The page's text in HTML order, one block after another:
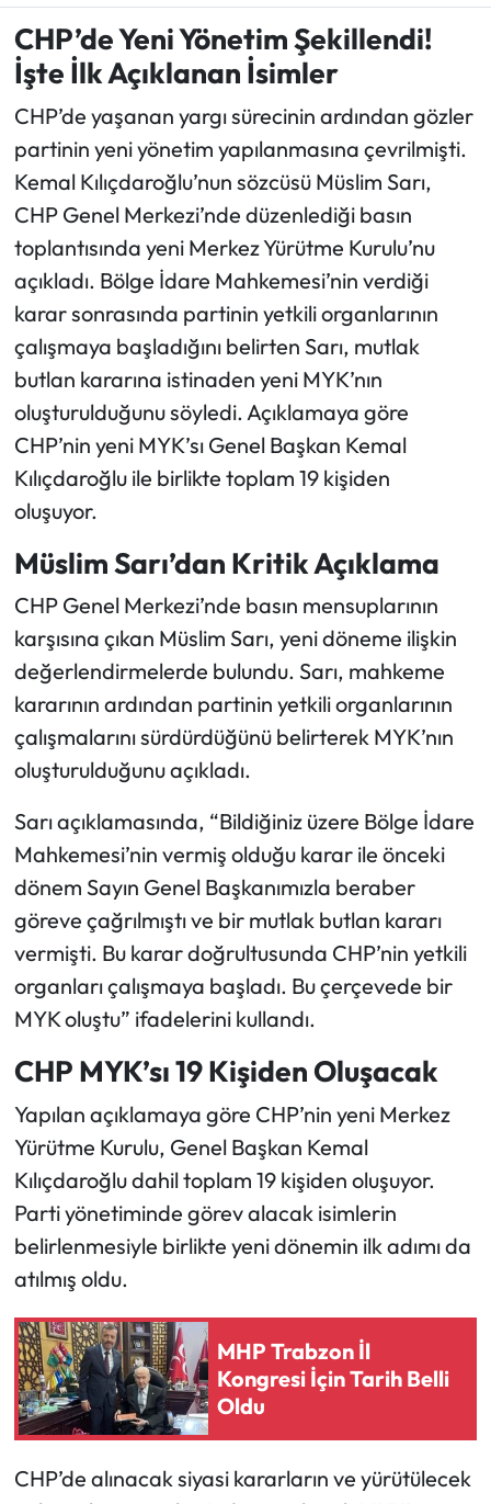
CHP’de Yeni Yönetim Şekillendi!
İşte İlk Açıklanan İsimler
CHP’de yaşanan yargı sürecinin ardından gözler
partinin yeni yönetim yapılanmasına çevrilmişti.
Kemal Kılıçdaroğlu’nun sözcüsü Müslim Sarı,
CHP Genel Merkezi’nde düzenlediği basın
toplantısında yeni Merkez Yürütme Kurulu’nu
açıkladı. Bölge İdare Mahkemesi’nin verdiği
karar sonrasında partinin yetkili organlarının
çalışmaya başladığını belirten Sarı, mutlak
butlan kararına istinaden yeni MYK’nın
oluşturulduğunu söyledi. Açıklamaya göre
CHP’nin yeni MYK’sı Genel Başkan Kemal
Kılıçdaroğlu ile birlikte toplam 19 kişiden
oluşuyor.
Müslim Sarı’dan Kritik Açıklama
CHP Genel Merkezi’nde basın mensuplarının
karşısına çıkan Müslim Sarı, yeni döneme ilişkin
değerlendirmelerde bulundu. Sarı, mahkeme
kararının ardından partinin yetkili organlarının
çalışmalarını sürdürdüğünü belirterek MYK’nın
oluşturulduğunu açıkladı.
Sarı açıklamasında, “Bildiğiniz üzere Bölge İdare
Mahkemesi’nin vermiş olduğu karar ile önceki
dönem Sayın Genel Başkanımızla beraber
göreve çağrılmıştı ve bir mutlak butlan kararı
vermişti. Bu karar doğrultusunda CHP’nin yetkili
organları çalışmaya başladı. Bu çerçevede bir
MYK oluştu” ifadelerini kullandı.
CHP MYK’sı 19 Kişiden Oluşacak
Yapılan açıklamaya göre CHP’nin yeni Merkez
Yürütme Kurulu, Genel Başkan Kemal
Kılıçdaroğlu dahil toplam 19 kişiden oluşuyor.
Parti yönetiminde görev alacak isimlerin
belirlenmesiyle birlikte yeni dönemin ilk adımı da
atılmış oldu.
MHP Trabzon İl
Kongresi İçin Tarih Belli
Oldu
CHP’de alınacak siyasi kararların ve yürütülecek
Spor Yazıları
Mektup Galeri
Ekonomi
Sağlık
Turizm
Teknoloji